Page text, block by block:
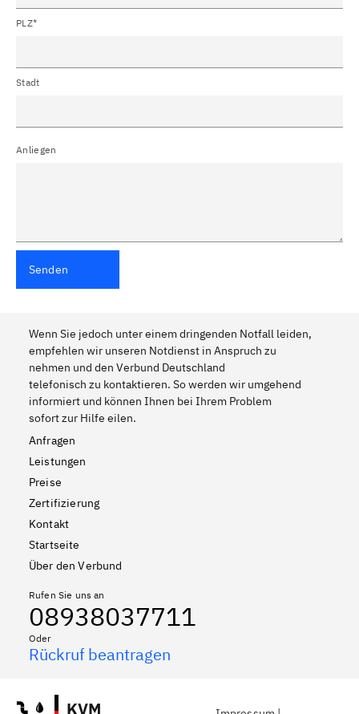
PLZ*
Stadt
Anliegen
Senden
Wenn Sie jedoch unter einem dringenden Notfall leiden,
empfehlen wir unseren Notdienst in Anspruch zu
nehmen und den Verbund Deutschland
telefonisch zu kontaktieren. So werden wir umgehend
informiert und können Ihnen bei Ihrem Problem
sofort zur Hilfe eilen.
Anfragen
Leistungen
Preise
Zertifizierung
Kontakt
Startseite
Über den Verbund
Rufen Sie uns an
08938037711
Oder
Rückruf beantragen
KVM